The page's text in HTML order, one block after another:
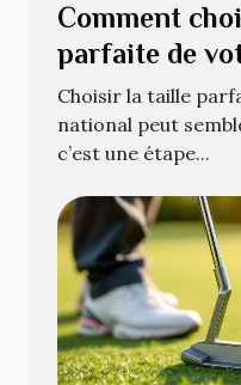
Comment
parfaite de
national ?
Choisir la taille
national peut
c’est une étape...